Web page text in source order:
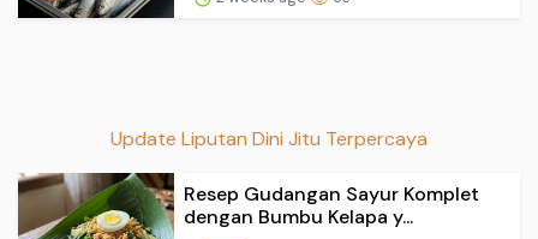
Update Liputan Dini Jitu Terpercaya
Resep Gudangan Sayur Komplet
dengan Bumbu Kelapa y...